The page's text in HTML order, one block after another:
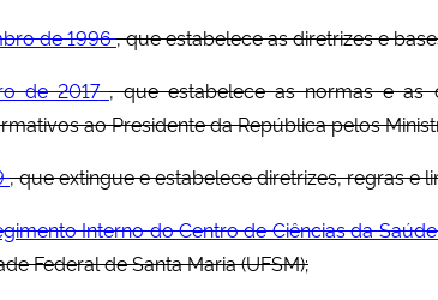
de 1996, que estabelece as diretrizes e
de 2017 , que estabelece as normas e as
ao Presidente da República pelos
, que extingue e estabelece diretrizes, regras
Interno do Centro de Ciências da
Federal de Santa Maria (UFSM);